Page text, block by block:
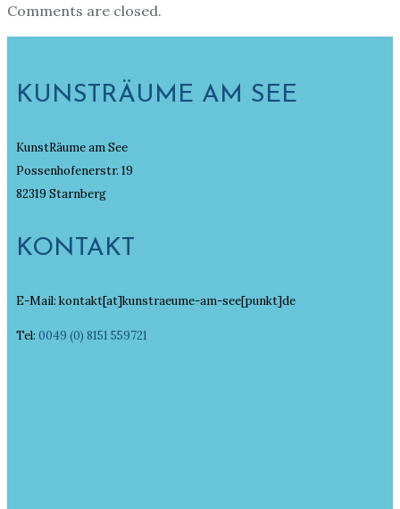
Comments are closed.
KUNSTRÄUME AM SEE
KunstRäume am See
Possenhofenerstr. 19
82319 Starnberg
KONTAKT
E-Mail: kontakt[at]kunstraeume-am-see[punkt]de
Tel: 0049 (0) 8151 559721